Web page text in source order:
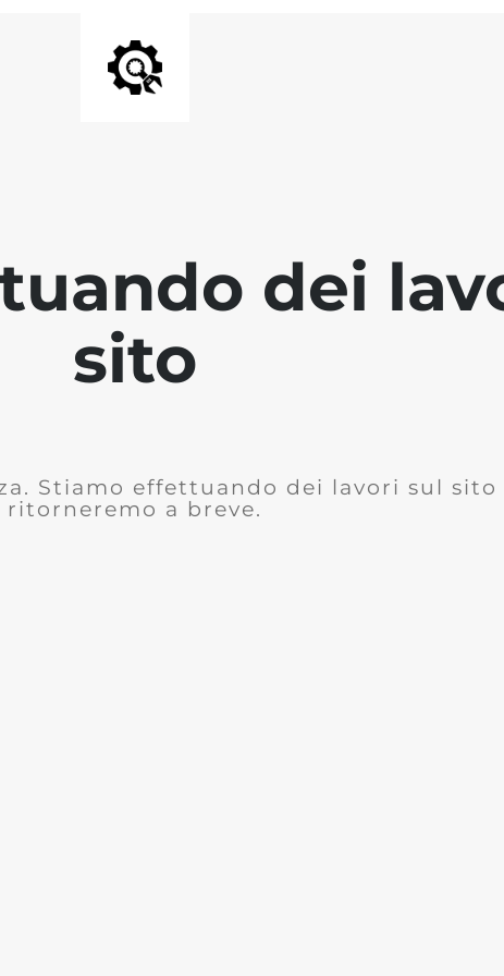
dei
sito
Stiamo effettuando dei lavori sul sito
ritorneremo a breve.